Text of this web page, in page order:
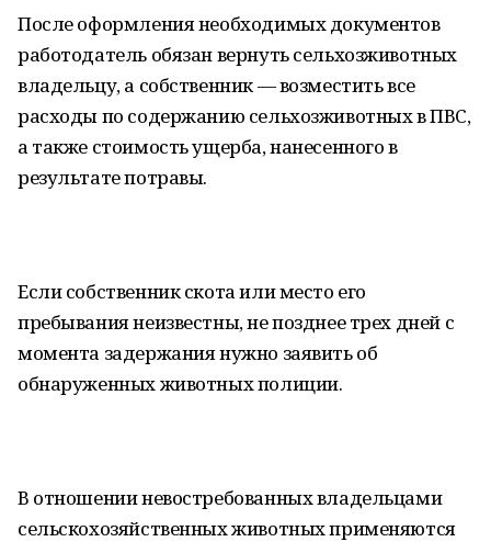
После оформления необходимых документов
работодатель обязан вернуть сельхозживотных
владельцу, а собственник — возместить все
расходы по содержанию сельхозживотных в ПВС,
а также стоимость ущерба, нанесенного в
результате потравы.
Если собственник скота или место его
пребывания неизвестны, не позднее трех дней с
момента задержания нужно заявить об
обнаруженных животных полиции.
В отношении невостребованных владельцами
сельскохозяйственных животных применяются